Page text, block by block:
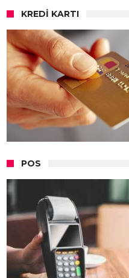
KREDI KARTI
POS